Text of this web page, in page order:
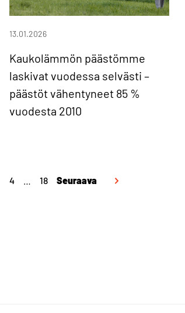
Kaukolämmön päästömme
laskivat vuodessa selvästi –
päästöt vähentyneet 85 %
vuodesta 2010
13.01.2026
4 18 Seuraava